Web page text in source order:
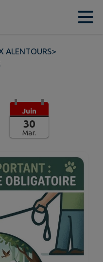
ALENTOURS>
Juin
30
Mar.